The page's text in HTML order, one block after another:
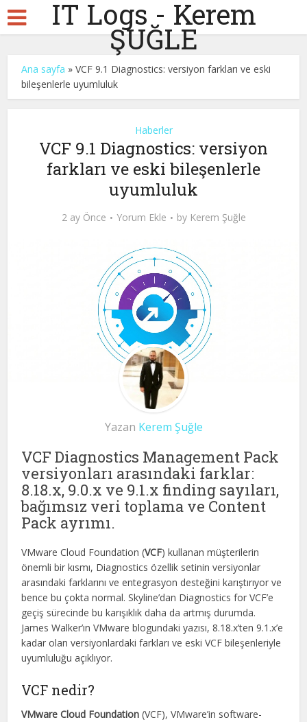
IT Logs - Kerem
ŞUĞLE
Ana sayfa »VCF 9.1 Diagnostics: versiyon farkları ve eski
bileşenlerle uyumluluk
Haberler
VCF 9.1 Diagnostics: versiyon
farkları ve eski bileşenlerle
uyumluluk
2 ay Önce Yorum Ekle by Kerem Şuğle
Yazan Kerem Şuğle
VCF Diagnostics Management Pack
versiyonları arasındaki farklar:
8.18.x, 9.0.x ve 9.1.x finding sayıları,
bağımsız veri toplama ve Content
Pack ayrımı.
VMware Cloud Foundation (VCF) kullanan müşterilerin
önemli bir kısmı, Diagnostics özellik setinin versiyonlar
arasındaki farklarını ve entegrasyon desteğini karıştırıyor ve
bence bu çokta normal. Skyline’dan Diagnostics for VCF’e
geçiş sürecinde bu karışıklık daha da artmış durumda.
James Walker’ın VMware blogundaki yazısı, 8.18.x’ten 9.1.x’e
kadar olan versiyonlardaki farkları ve eski VCF bileşenleriyle
uyumluluğu açıklıyor.
VCF nedir?
VMware Cloud Foundation (VCF), VMware’in software-